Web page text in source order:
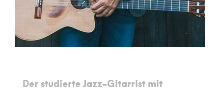
Der studierte Jazz-Gitarrist mit